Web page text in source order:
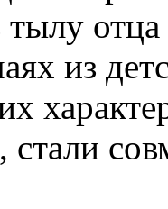
из
стали